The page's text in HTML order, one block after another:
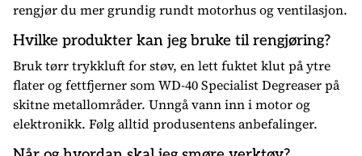
rengjør du mer grundig rundt motorhus og ventilasjon.
Hvilke produkter kan jeg bruke til rengjøring?
Bruk tørr trykkluft for støv, en lett fuktet klut på ytre
flater og fettfjerner som WD-40 Specialist Degreaser på
skitne metallområder. Unngå vann inn i motor og
elektronikk. Følg alltid produsentens anbefalinger.